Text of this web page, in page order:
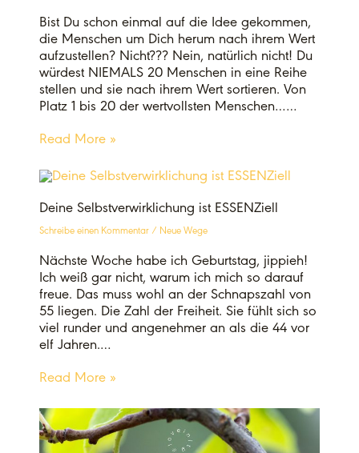
Bist Du schon einmal auf die Idee gekommen,
die Menschen um Dich herum nach ihrem Wert
aufzustellen? Nicht??? Nein, natürlich nicht! Du
würdest NIEMALS 20 Menschen in eine Reihe
stellen und sie nach ihrem Wert sortieren. Von
Platz 1 bis 20 der wertvollsten Menschen……
Read More »
Deine Selbstverwirklichung ist ESSENZiell
Schreibe einen Kommentar / Neue Wege
Nächste Woche habe ich Geburtstag, jippieh!
Ich weiß gar nicht, warum ich mich so darauf
freue. Das muss wohl an der Schnapszahl von
55 liegen. Die Zahl der Freiheit. Sie fühlt sich so
viel runder und angenehmer an als die 44 vor
elf Jahren.…
Read More »